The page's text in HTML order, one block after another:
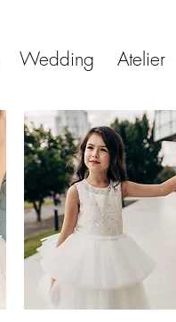
Wedding Atelier